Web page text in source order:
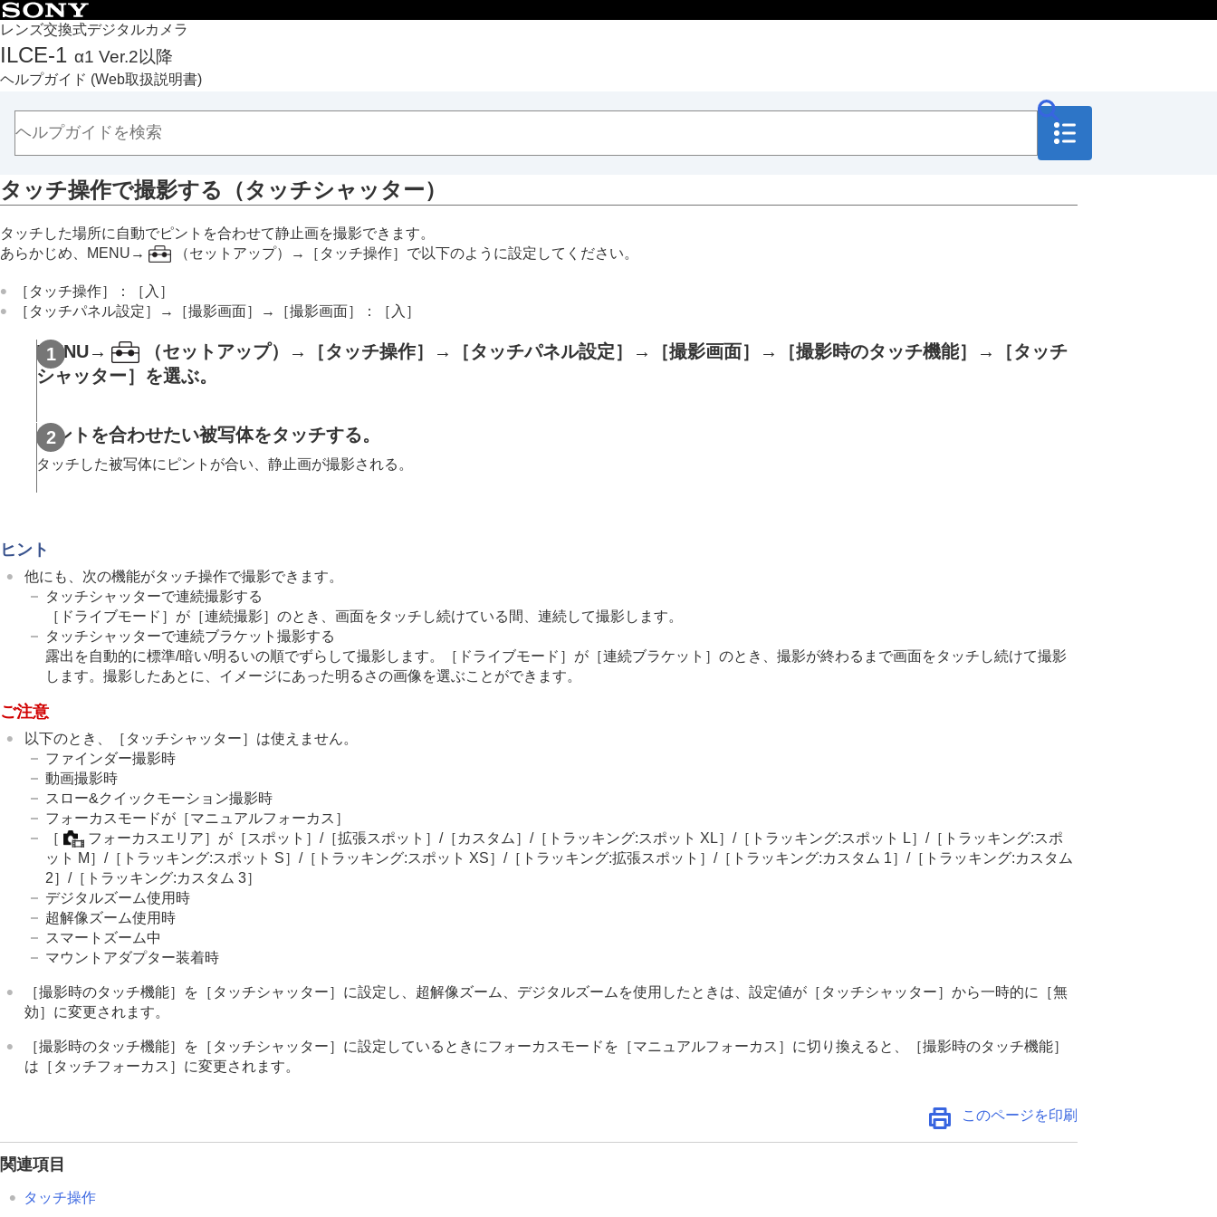
レンズ交換式デジタルカメラ
ILCE-1 α1 Ver.2以降
ヘルプガイド (Web取扱説明書)
トップページ
ヘルプガイドの使いかた
必ずお読みください
本体と付属品を確認する
本機の基本操作
MENU一覧から機能を探す
撮影機能を活用する
この章の目次
撮影モードを選ぶ
フォーカス（ピント）を合わせる
顔/瞳AF
フォーカス機能を使う
ISO感度を選ぶ
ホワイトバランス
画質や記録形式を設定する
タッチ機能を使う
タッチ操作
タッチ感度
タッチパネル/タッチパッド
タッチパッド設定
タッチ操作でフォーカスを合わせる（
タッチ操作で撮影する（
シャッターの設定
ズームする
フラッシュを使う
手ブレを補正する
レンズ補正
ノイズリダクション
動画の音声を記録する
TC/UB設定
外部RAWレコーダーにRAW動画を出力する
再生する
スマートフォンでできること
タッチ操作で撮影する（タッチシャッター）
タッチした場所に自動でピントを合わせて静止画を撮影できます。
あらかじめ、
MENU → （セットアップ）→ ［タッチ操作］ で以下のように設定してください。
［タッチ操作］ ：
［入］
［タッチパネル設定］
→ ［撮影画面］ → ［撮影画面］ ： ［入］
MENU→ （セットアップ）→ ［タッチ操作］ → ［タッチパネル設定］ → ［撮影画面］ → ［撮影時のタッチ機能］ →
［タッチ
シャッター］ を選ぶ。
ピントを合わせたい被写体をタッチする。
タッチした被写体にピントが合い、静止画が撮影される。
ヒント
他にも、次の機能がタッチ操作で撮影できます。
タッチシャッターで連続撮影する
［ドライブモード］ が ［連続撮影］のとき、画面をタッチし続けている間、連続して撮影します。
タッチシャッターで連続ブラケット撮影する
露出を自動的に標準/暗い/明るいの順でずらして撮影します。
［ドライブモード］ が ［連続ブラケット］のとき、撮影が終わるまで画面をタッチし続けて撮影
します。撮影したあとに、イメージにあった明るさの画像を選ぶことができます。
ご注意
以下のとき、 ［タッチシャッター］ は使えません。
ファインダー撮影時
動画撮影時
スロー&クイックモーション撮影時
フォーカスモードが ［マニュアルフォーカス］
［
フォーカスエリア］ が ［スポット］/［拡張スポット］/［カスタム］/［トラッキング:スポット XL］/［トラッキング:スポット L］/［トラッキング:スポ
ット M］/［トラッキング:スポット S］/［トラッキング:スポット XS］/［トラッキング:拡張スポット］/［トラッキング:カスタム 1］/［トラッキング:カスタム
2］/［トラッキング:カスタム 3］
デジタルズーム使用時
超解像ズーム使用時
スマートズーム中
マウントアダプター装着時
［撮影時のタッチ機能］ を ［タッチシャッター］ に設定し、超解像ズーム、デジタルズームを使用したときは、設定値が ［タッチシャッター］から一時的に
［無
効］ に変更されます。
［撮影時のタッチ機能］ を ［タッチシャッター］ に設定しているときにフォーカスモードを ［マニュアルフォーカス］ に切り換えると、
［撮影時のタッチ機能］
は ［タッチフォーカス］ に変更されます。
このページを印刷
関連項目
タッチ操作